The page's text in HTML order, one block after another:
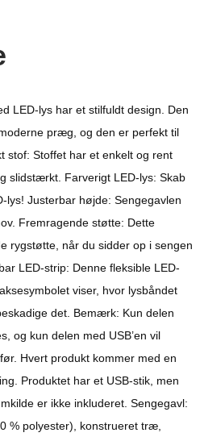
LED-lys har et stilfuldt design. Den
præg, og den er perfekt til
Stoffet har et enkelt og rent
slidstærkt. Farverigt LED-lys: Skab
lys! Justerbar højde: Sengegavlen
Fremragende støtte: Dette
rygstøtte, når du sidder op i sengen
LED-strip: Denne fleksible LED-
viser, hvor lysbåndet
det. Bemærk: Kun delen
og kun delen med USB’en vil
Hvert produkt kommer med en
Produktet har et USB-stik, men
er ikke inkluderet. Sengegavl:
% polyester), konstrueret træ,